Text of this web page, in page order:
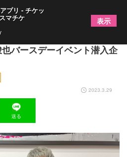
で贈る『エンスタ』、第32
バースデーイベント潜入企
2023.3.29
送る
プリ - チケッ
マチケ 表示